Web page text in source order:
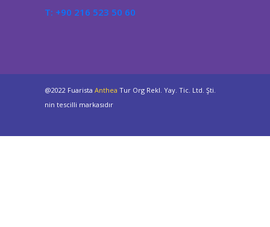
T: +90 216 523 50 60
@2022 Fuarista Anthea Tur Org Rekl. Yay. Tic. Ltd. Şti.
nin tescilli markasıdır